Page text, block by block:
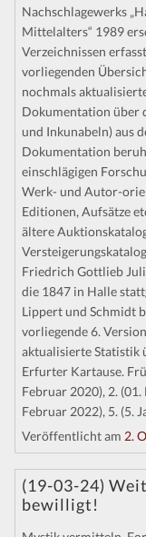
Nachschlagewerks
Mittelalters“ 1989
Verzeichnissen
vorliegenden
nochmals
Dokumentation über
und Inkunabeln) aus
Dokumentation
einschlägigen
Werk- und Autor-
Editionen, Aufsätze
ältere
Friedrich Gottlieb
die 1847 in Halle
Lippert und Schmidt
vorliegende 6.
aktualisierte Statistik
Erfurter Kartause.
Februar 2020), 2. (01.
Februar 2022), 5. (5.
Veröffentlicht am 2.
(19-03-24)
bewilligt!